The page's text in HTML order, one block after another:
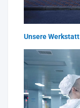
Unsere Werkstatt